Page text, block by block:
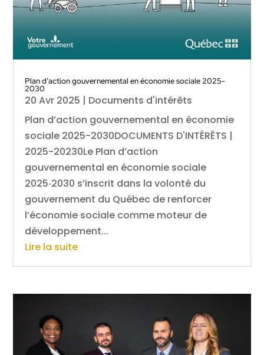
Plan d’action gouvernemental en économie sociale 2025-
2030
20 Avr 2025 | Documents d'intérêts
Plan d’action gouvernemental en économie
sociale 2025-2030DOCUMENTS D'INTÉRÊTS |
2025-20230Le Plan d’action
gouvernemental en économie sociale
2025‑2030 s’inscrit dans la volonté du
gouvernement du Québec de renforcer
l’économie sociale comme moteur de
développement...
Lire la suite